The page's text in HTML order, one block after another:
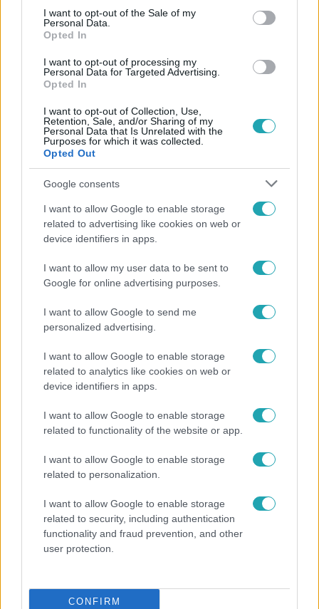
consent section.
I want to opt-out of the Sale of my
Personal Data.
Opted In
I want to opt-out of processing my
Personal Data for Targeted Advertising.
Opted In
I want to opt-out of Collection, Use,
Retention, Sale, and/or Sharing of my
Personal Data that Is Unrelated with the
Purposes for which it was collected.
Opted Out
Google consents
I want to allow Google to enable storage
related to advertising like cookies on web or
device identifiers in apps.
I want to allow my user data to be sent to
Google for online advertising purposes.
I want to allow Google to send me
personalized advertising.
I want to allow Google to enable storage
related to analytics like cookies on web or
device identifiers in apps.
I want to allow Google to enable storage
related to functionality of the website or app.
I want to allow Google to enable storage
related to personalization.
I want to allow Google to enable storage
related to security, including authentication
functionality and fraud prevention, and other
user protection.
CONFIRM
Gazdaság
2023. május 20. 6:50
Lecsapott az adóhatóság Doszpot Péter cégére,
több mint 300 milliót zároltak
Nem az egykori sztárzsaru vállalata követett el
szabálysértést, hanem az a cég, amellyel
2022. december 16. 7:03
zárolt
Ez még európai összehasonlításban is jelentős összeg.